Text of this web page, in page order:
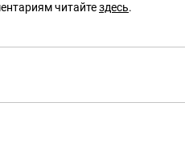
читайтездесь.